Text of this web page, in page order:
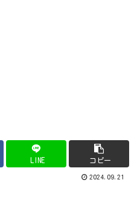
LINE コピー
2024.09.21